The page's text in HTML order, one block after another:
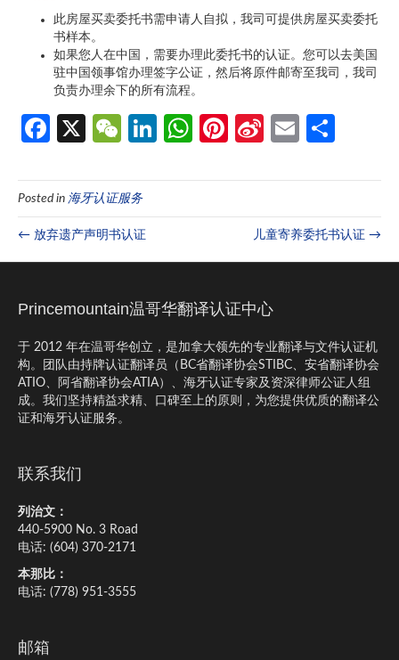
此房屋买卖委托书需申请人自拟，我司可提供房屋买卖委托
书样本。
如果您人在中国，需要办理此委托书的认证。您可以去美国
驻中国领事馆办理签字公证，然后将原件邮寄至我司，我司
负责办理余下的所有流程。
Fa
b
o
o
k
X
W
C
h
at
Li
ke
dI
W
at
s
p
p
Pi
er
es
Si
a
W
ei
b
o
E
ail
Posted in 海牙认证服务
← 放弃遗产声明书认证 儿童寄养委托书认证 →
Princemountain温哥华翻译认证中心
于 2012 年在温哥华创立，是加拿大领先的专业翻译与文件认证机
构。团队由持牌认证翻译员（BC省翻译协会STIBC、安省翻译协会
ATIO、阿省翻译协会ATIA）、海牙认证专家及资深律师公证人组
成。我们坚持精益求精、口碑至上的原则，为您提供优质的翻译公
证和海牙认证服务。
联系我们
列治文：
440-5900 No. 3 Road
电话: (604) 370-2171
本那比：
电话: (778) 951-3555
邮箱